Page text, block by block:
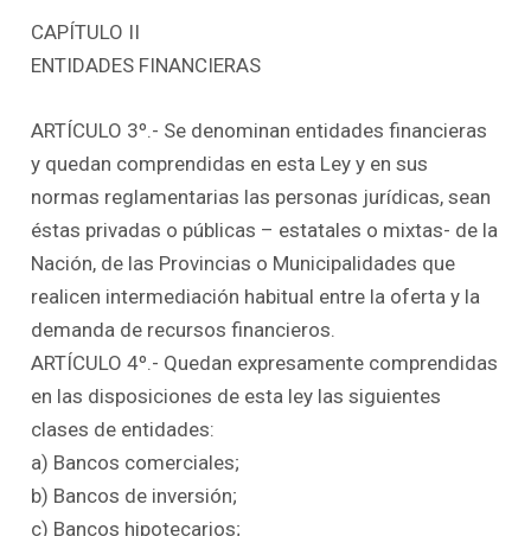
CAPÍTULO II
ENTIDADES FINANCIERAS
ARTÍCULO 3º.- Se denominan entidades financieras
y quedan comprendidas en esta Ley y en sus
normas reglamentarias las personas jurídicas, sean
éstas privadas o públicas – estatales o mixtas- de la
Nación, de las Provincias o Municipalidades que
realicen intermediación habitual entre la oferta y la
demanda de recursos financieros.
ARTÍCULO 4º.- Quedan expresamente comprendidas
en las disposiciones de esta ley las siguientes
clases de entidades:
a) Bancos comerciales;
b) Bancos de inversión;
c) Bancos hipotecarios;